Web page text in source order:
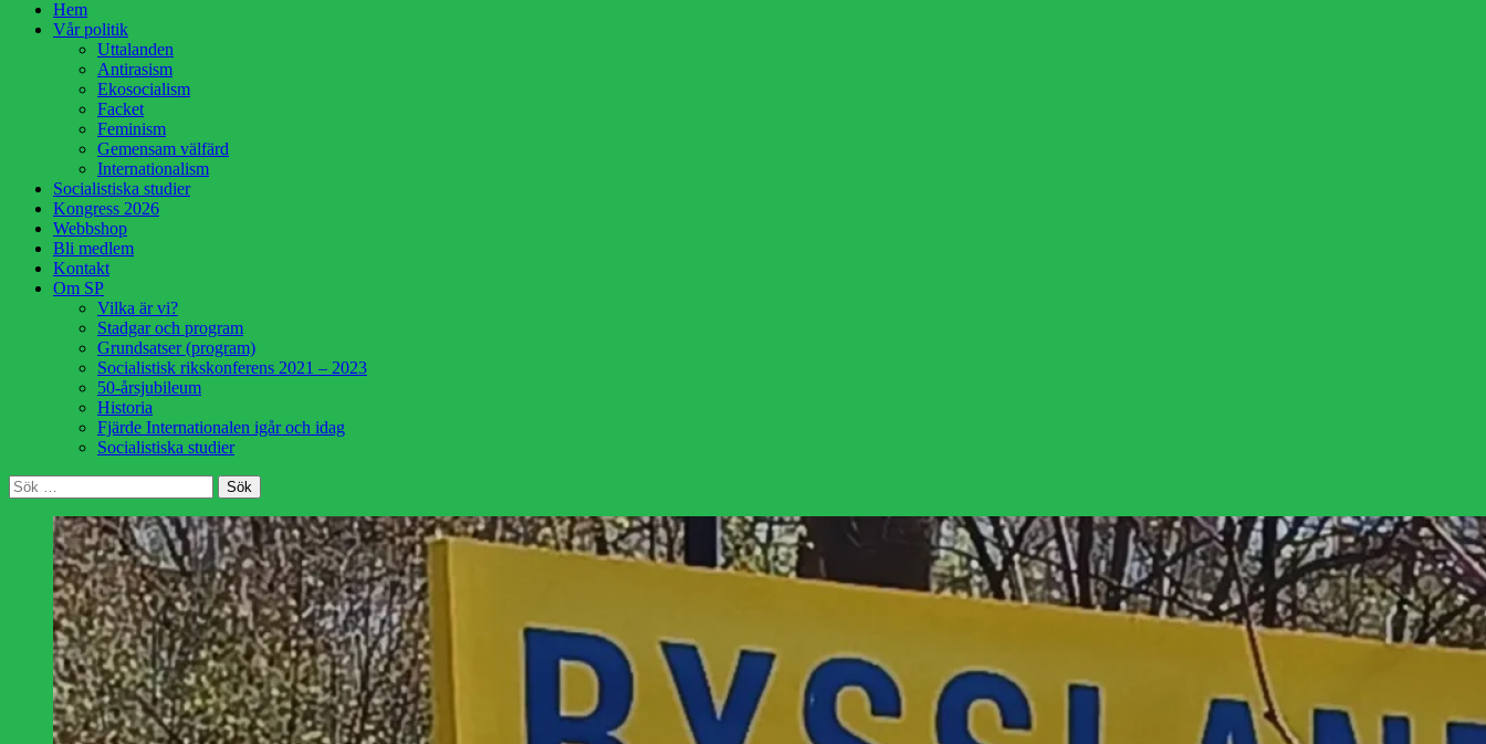
HoppaHem
Vår politik
Uttalanden
Antirasism
Ekosocialism
Facket
Feminism
Gemensam välfärd
Internationalism
Socialistiska studier
Kongress 2026
Webbshop
Bli medlem
Kontakt
Om SP
Vilka är vi?
Stadgar och program
Grundsatser (program)
Socialistisk rikskonferens 2021 – 2023
50-årsjubileum
Historia
Fjärde Internationalen igår och idag
Socialistiska studier
Sök
Sök
efter: